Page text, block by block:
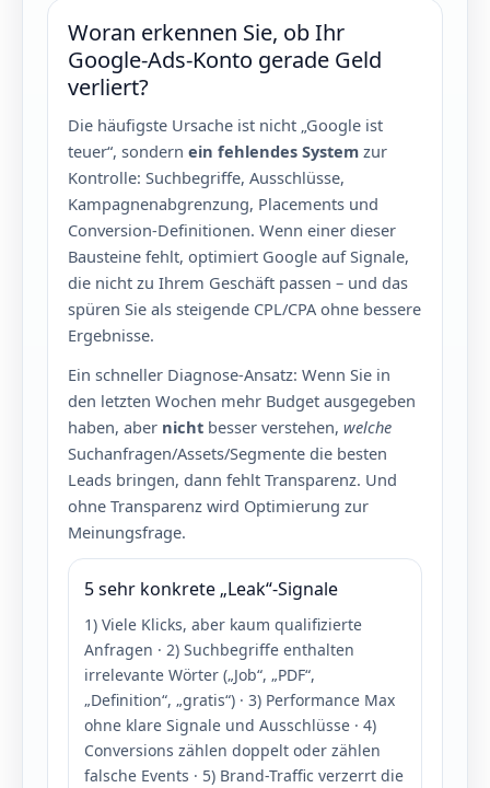
Woran erkennen Sie, ob Ihr
Google-Ads-Konto gerade Geld
verliert?
Die häufigste Ursache ist nicht „Google ist
teuer“, sondern ein fehlendes System zur
Kontrolle: Suchbegriffe, Ausschlüsse,
Kampagnenabgrenzung, Placements und
Conversion-Definitionen. Wenn einer dieser
Bausteine fehlt, optimiert Google auf Signale,
die nicht zu Ihrem Geschäft passen – und das
spüren Sie als steigende CPL/CPA ohne bessere
Ergebnisse.
Ein schneller Diagnose-Ansatz: Wenn Sie in
den letzten Wochen mehr Budget ausgegeben
haben, aber nicht besser verstehen, welche
Suchanfragen/Assets/Segmente die besten
Leads bringen, dann fehlt Transparenz. Und
ohne Transparenz wird Optimierung zur
Meinungsfrage.
5 sehr konkrete „Leak“-Signale
1) Viele Klicks, aber kaum qualifizierte
Anfragen · 2) Suchbegriffe enthalten
irrelevante Wörter („Job“, „PDF“,
„Definition“, „gratis“) · 3) Performance Max
ohne klare Signale und Ausschlüsse · 4)
Conversions zählen doppelt oder zählen
falsche Events · 5) Brand-Traffic verzerrt die